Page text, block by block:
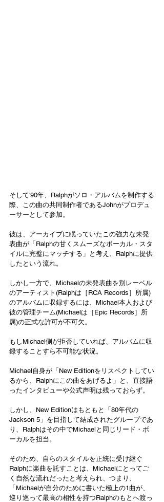
そして'90年、Ralphがソロ・アルバムを制作する
際、この曲の共同制作者であるJohnがプロデュ
ーサーとして参加。
彼は、アーカイブに眠っていたこの強力な未発
表曲が「Ralphの甘くスムーズなボーカル・スタ
イルに完璧にマッチする」と考え、Ralphに提供
したという流れ。
しかし一方で、Michaelの未発表曲を別レーベル
のアーティスト(Ralphは［RCA Records］所属)
のアルバムに収録するには、Michael本人および
彼の管理チーム(Michaelは［Epic Records］所
属)の正式な許可が不可欠。
もしMichael側が拒否していれば、アルバムに収
録することすら不可能な状況。
Michael自身が「New Editionをリスペクトしてい
るから、Ralphにこの曲をあげるよ」と、直接語
ったインタビューや公式声明は残っておらず。
しかし、New Editionはもともと「80年代の
Jackson 5」を目指して結成されたグループであ
り、Ralphはその中でMichaelと同じリード・ボ
ーカルを担当。
そのため、自らのスタイルを正統に受け継ぐ
Ralphに楽曲を託すことは、Michaelにとってご
く自然な流れだったと考えられ、つまり、
「Michaelが自分のために書いた極上の1曲が、
巡り巡って最高の相性を持つRalphのもとへ渡っ